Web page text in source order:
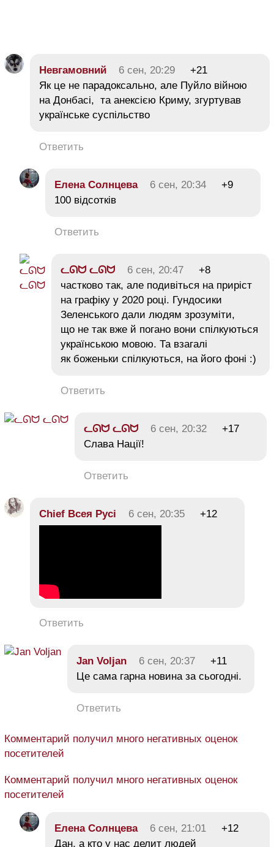
Невгамовний 6 сен, 20:29
+21
Як це не парадоксально, але Пуйло війною
на Донбасі, та анексією Криму, згуртував
українське суспільство
Ответить
Елена Солнцева 6 сен, 20:34
+9
100 відсотків
Ответить
ᓚᘏᗢ ᓚᘏᗢ 6 сен, 20:47
+8
частково так, але подивіться на приріст
на графіку у 2020 році. Гундосики
Зеленського дали людям зрозуміти,
що не так вже й погано вони спілкуються
українською мовою. Та взагалі
як боженьки спілкуються, на його фоні :)
Ответить
ᓚᘏᗢ ᓚᘏᗢ 6 сен, 20:32
+17
Слава Нації!
Ответить
Chief Всея Русі 6 сен, 20:35 +12
Ответить
Jan Voljan 6 сен, 20:37
+11
Це сама гарна новина за сьогодні.
Ответить
Комментарий получил много негативных оценок
посетителей
Комментарий получил много негативных оценок
посетителей
Елена Солнцева 6 сен, 21:01
+12
Дан, а кто у нас делит людей